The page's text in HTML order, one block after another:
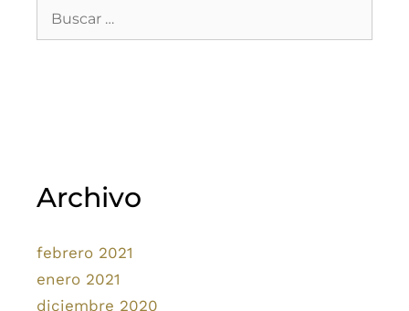
Archivo
febrero 2021
enero 2021
diciembre 2020